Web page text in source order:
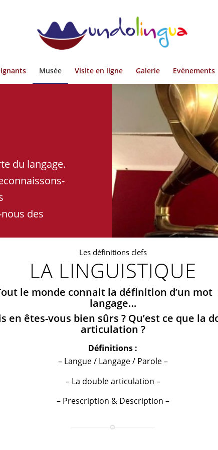
Musée Visite en ligne Galerie Evènements
du langage.
des
Les définitions clefs
LA LINGUISTIQUE
le monde connait la définition d’un mot
langage…
en êtes-vous bien sûrs ? Qu’est ce que la
articulation ?
Définitions :
– Langue / Langage / Parole –
– La double articulation –
– Prescription & Description –